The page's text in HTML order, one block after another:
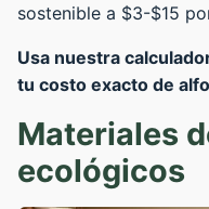
sostenible a $3-$15
Usa nuestra
tu costo exacto de
Materiales
ecológicos